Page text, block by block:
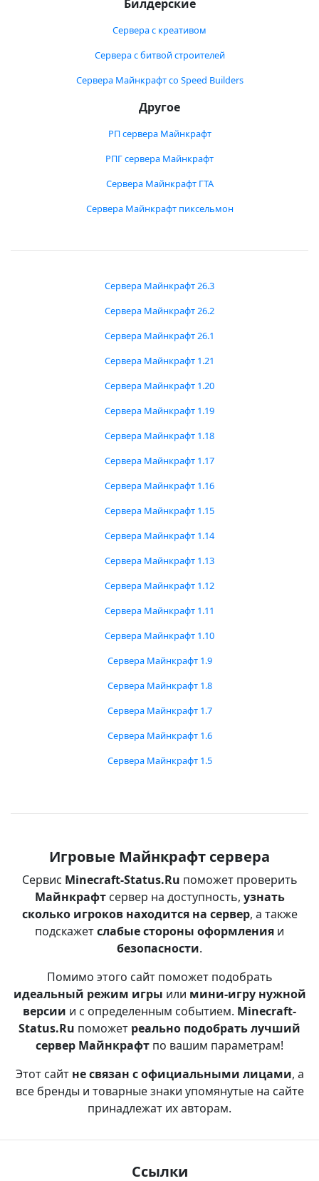
Билдерские
Сервера с креативом
Сервера с битвой строителей
Сервера Майнкрафт со Speed Builders
Другое
РП сервера Майнкрафт
РПГ сервера Майнкрафт
Сервера Майнкрафт ГТА
Сервера Майнкрафт пиксельмон
Сервера Майнкрафт 26.3
Сервера Майнкрафт 26.2
Сервера Майнкрафт 26.1
Сервера Майнкрафт 1.21
Сервера Майнкрафт 1.20
Сервера Майнкрафт 1.19
Сервера Майнкрафт 1.18
Сервера Майнкрафт 1.17
Сервера Майнкрафт 1.16
Сервера Майнкрафт 1.15
Сервера Майнкрафт 1.14
Сервера Майнкрафт 1.13
Сервера Майнкрафт 1.12
Сервера Майнкрафт 1.11
Сервера Майнкрафт 1.10
Сервера Майнкрафт 1.9
Сервера Майнкрафт 1.8
Сервера Майнкрафт 1.7
Сервера Майнкрафт 1.6
Сервера Майнкрафт 1.5
Игровые Майнкрафт сервера
Сервис Minecraft-Status.Ru поможет проверить
Майнкрафтсервер на доступность, узнать
сколько игроков находится на сервер, а также
подскажетслабые стороны оформления и
безопасности.
Помимо этого сайт поможет подобрать
идеальный режим игры или мини-игру нужной
версии и с определенным событием. Minecraft-
Status.Ru поможет реально подобрать лучший
сервер Майнкрафт по вашим параметрам!
Этот сайт не связан с официальными лицами, а
все бренды и товарные знаки упомянутые на сайте
принадлежат их авторам.
Ссылки